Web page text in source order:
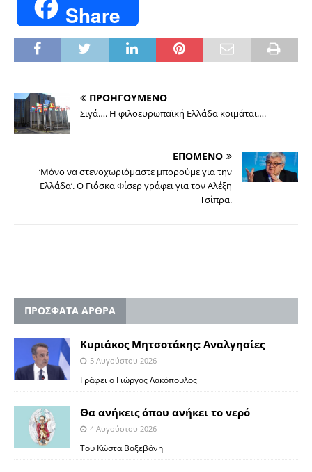
Share
ΠΡΟΗΓΟΥΜΕΝΟ
Σιγά…. Η φιλοευρωπαϊκή Ελλάδα κοιμάται….
ΕΠΟΜΕΝΟ
‘Μόνο να στενοχωριόμαστε μπορούμε για την
Ελλάδα’. Ο Γιόσκα Φίσερ γράφει για τον Αλέξη
Τσίπρα.
ΠΡΟΣΦΑΤΑ ΑΡΘΡΑ
Κυριάκος Μητσοτάκης: Αναλγησίες
5 Αυγούστου 2026
Γράφει ο Γιώργος Λακόπουλος
Θα ανήκεις όπου ανήκει το νερό
4 Αυγούστου 2026
Του Κώστα Βαξεβάνη